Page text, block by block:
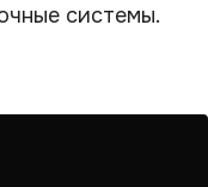
системы.